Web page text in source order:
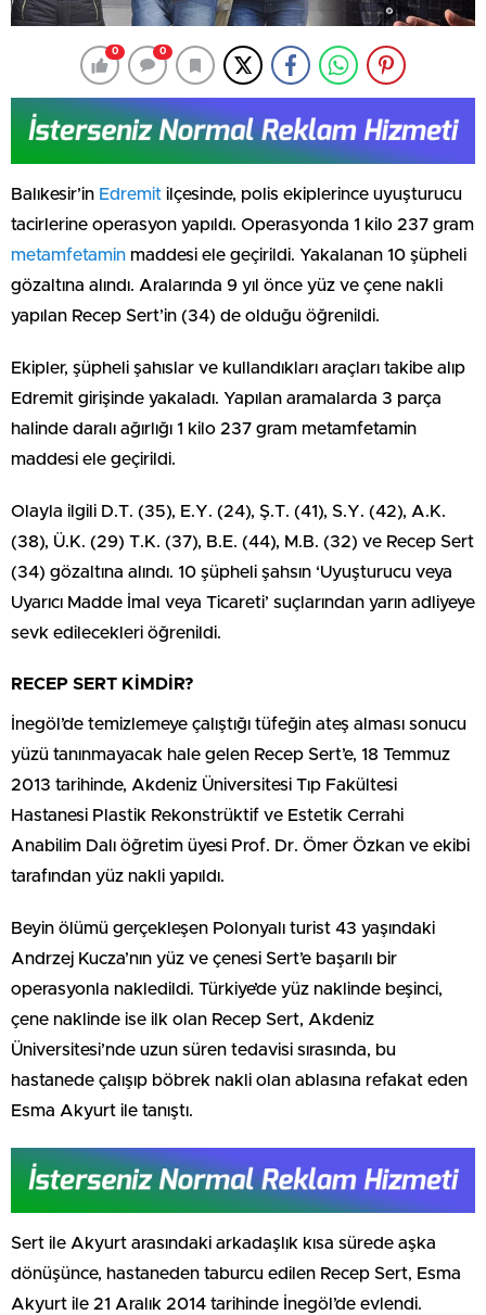
0 0
Balıkesir’in Edremit ilçesinde, polis ekiplerince uyuşturucu
tacirlerine operasyon yapıldı. Operasyonda 1 kilo 237 gram
metamfetamin maddesi ele geçirildi. Yakalanan 10 şüpheli
gözaltına alındı. Aralarında 9 yıl önce yüz ve çene nakli
yapılan Recep Sert’in (34) de olduğu öğrenildi.
Ekipler, şüpheli şahıslar ve kullandıkları araçları takibe alıp
Edremit girişinde yakaladı. Yapılan aramalarda 3 parça
halinde daralı ağırlığı 1 kilo 237 gram metamfetamin
maddesi ele geçirildi.
Olayla ilgili D.T. (35), E.Y. (24), Ş.T. (41), S.Y. (42), A.K.
(38), Ü.K. (29) T.K. (37), B.E. (44), M.B. (32) ve Recep Sert
(34) gözaltına alındı. 10 şüpheli şahsın ‘Uyuşturucu veya
Uyarıcı Madde İmal veya Ticareti’ suçlarından yarın adliyeye
sevk edilecekleri öğrenildi.
RECEP SERT KİMDİR?
İnegöl’de temizlemeye çalıştığı tüfeğin ateş alması sonucu
yüzü tanınmayacak hale gelen Recep Sert’e, 18 Temmuz
2013 tarihinde, Akdeniz Üniversitesi Tıp Fakültesi
Hastanesi Plastik Rekonstrüktif ve Estetik Cerrahi
Anabilim Dalı öğretim üyesi Prof. Dr. Ömer Özkan ve ekibi
tarafından yüz nakli yapıldı.
Beyin ölümü gerçekleşen Polonyalı turist 43 yaşındaki
Andrzej Kucza’nın yüz ve çenesi Sert’e başarılı bir
operasyonla nakledildi. Türkiye’de yüz naklinde beşinci,
çene naklinde ise ilk olan Recep Sert, Akdeniz
Üniversitesi’nde uzun süren tedavisi sırasında, bu
hastanede çalışıp böbrek nakli olan ablasına refakat eden
Esma Akyurt ile tanıştı.
Sert ile Akyurt arasındaki arkadaşlık kısa sürede aşka
dönüşünce, hastaneden taburcu edilen Recep Sert, Esma
Akyurt ile 21 Aralık 2014 tarihinde İnegöl’de evlendi.